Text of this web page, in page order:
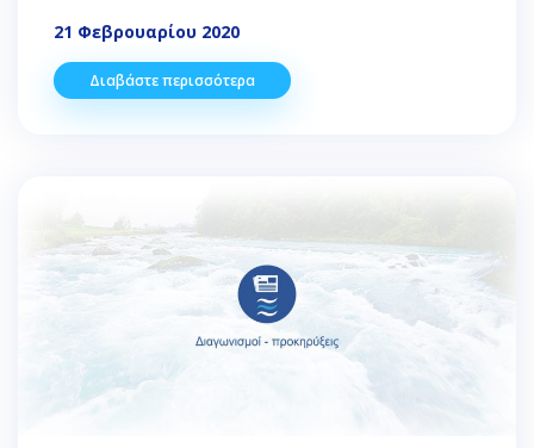
21 Φεβρουαρίου 2020
Διαβάστε περισσότερα